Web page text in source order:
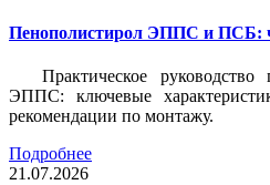
Пенополистирол ЭППС и ПСБ:
Практическое
ЭППС: ключевые
рекомендации по монтажу.
Подробнее
21.07.2026